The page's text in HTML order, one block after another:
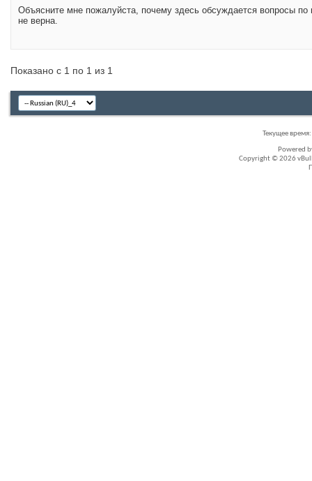
Объясните мне пожалуйста, почему здесь обсуждается вопросы
не верна.
Показано с 1 по 1 из 1
Текущее время:
Powered
Copyright © 2026